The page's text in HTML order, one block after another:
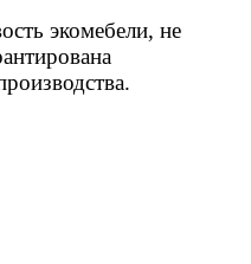
экомебели, не